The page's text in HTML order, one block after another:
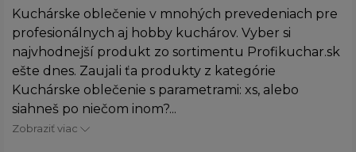
Kuchárske oblečenie v mnohých prevedeniach pre
profesionálnych aj hobby kuchárov. Vyber si
najvhodnejší produkt zo sortimentu Profikuchar.sk
ešte dnes. Zaujali ťa produkty z kategórie
Kuchárske oblečenie s parametrami: xs, alebo
siahneš po niečom inom?...
Zobraziť viac